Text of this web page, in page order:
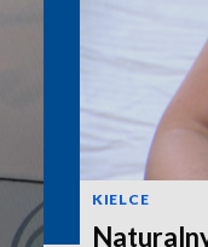
KIELCE